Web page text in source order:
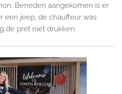
Beneden aangekomen is er
een jeep, de chauffeur was
de pret niet drukken.